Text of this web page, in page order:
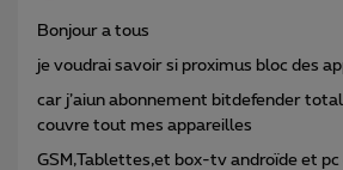
Bonjour a tous
je voudrai savoir si proximus bloc des
car j’aiun abonnement bitdefender
couvre tout mes appareilles
GSM,Tablettes,et box-tv androïde et